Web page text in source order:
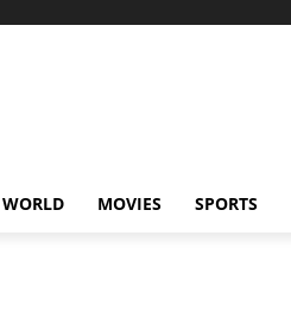
WORLD MOVIES SPORTS